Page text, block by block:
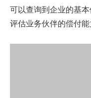
可以查询到企业的基
评估业务伙伴的偿付能